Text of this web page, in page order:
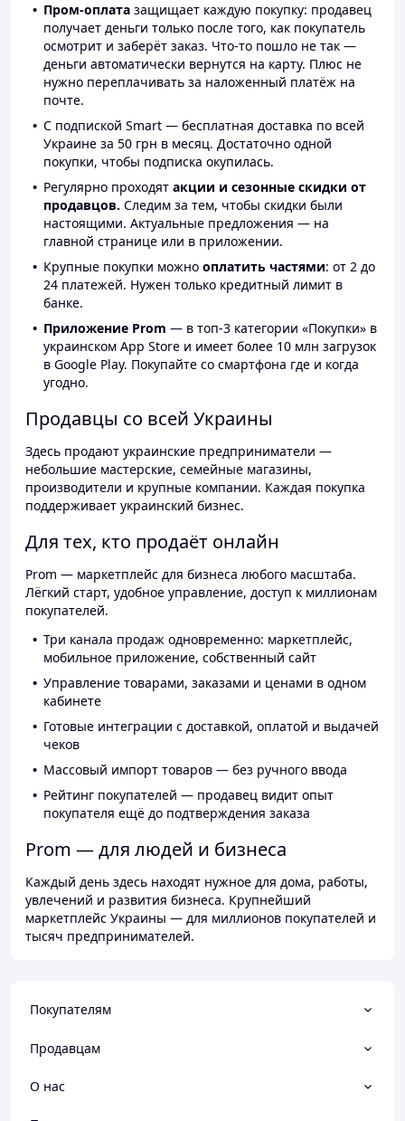
Пром-оплата защищает каждую покупку: продавец
получает деньги только после того, как покупатель
осмотрит и заберёт заказ. Что-то пошло не так —
деньги автоматически вернутся на карту. Плюс не
нужно переплачивать за наложенный платёж на
почте.
С подпиской Smart — бесплатная доставка по всей
Украине за 50 грн в месяц. Достаточно одной
покупки, чтобы подписка окупилась.
Регулярно проходят акции и сезонные скидки от
продавцов. Следим за тем, чтобы скидки были
настоящими. Актуальные предложения — на
главной странице или в приложении.
Крупные покупки можно оплатить частями: от 2 до
24 платежей. Нужен только кредитный лимит в
банке.
Приложение Prom — в топ-3 категории «Покупки» в
украинском App Store и имеет более 10 млн загрузок
в Google Play. Покупайте со смартфона где и когда
угодно.
Продавцы со всей Украины
Здесь продают украинские предприниматели —
небольшие мастерские, семейные магазины,
производители и крупные компании. Каждая покупка
поддерживает украинский бизнес.
Для тех, кто продаёт онлайн
Prom — маркетплейс для бизнеса любого масштаба.
Лёгкий старт, удобное управление, доступ к миллионам
покупателей.
Три канала продаж одновременно: маркетплейс,
мобильное приложение, собственный сайт
Управление товарами, заказами и ценами в одном
кабинете
Готовые интеграции с доставкой, оплатой и выдачей
чеков
Массовый импорт товаров — без ручного ввода
Рейтинг покупателей — продавец видит опыт
покупателя ещё до подтверждения заказа
Prom — для людей и бизнеса
Каждый день здесь находят нужное для дома, работы,
увлечений и развития бизнеса. Крупнейший
маркетплейс Украины — для миллионов покупателей и
тысяч предпринимателей.
Покупателям
Продавцам
О нас